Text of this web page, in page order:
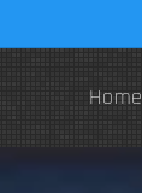
Home